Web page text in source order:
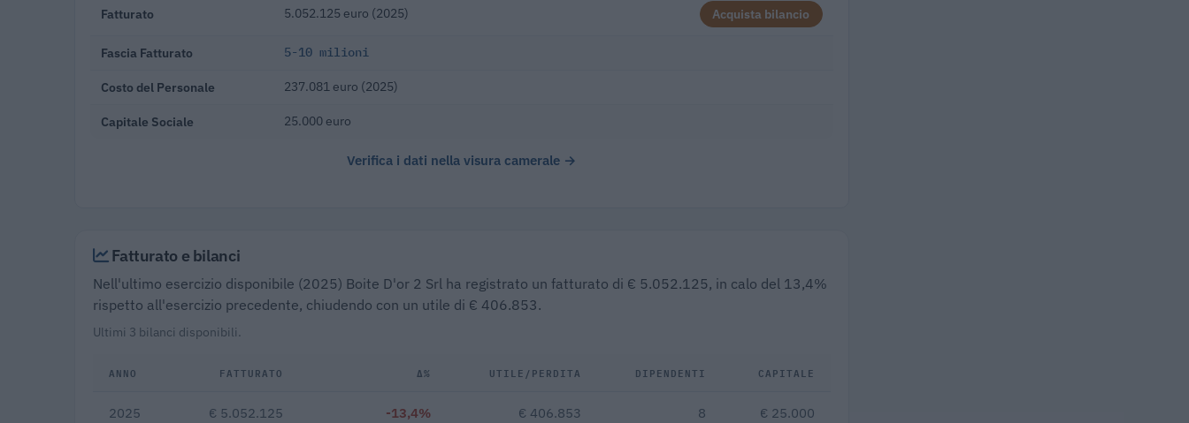
Fatturato 5.052.125 euro (2025) Acquista bilancio
Fascia Fatturato 5-10 milioni
Costo del Personale 237.081 euro (2025)
Capitale Sociale 25.000 euro
Verifica i dati nella visura camerale →
Fatturato e bilanci
Nell'ultimo esercizio disponibile (2025) Boite D'or 2 Srl ha registrato un fatturato di € 5.052.125, in calo del 13,4%
rispetto all'esercizio precedente, chiudendo con un utile di € 406.853.
Ultimi 3 bilanci disponibili.
ANNO FATTURATO Δ% UTILE/PERDITA DIPENDENTI CAPITALE
2025 € 5.052.125 -13,4% € 406.853 8 € 25.000